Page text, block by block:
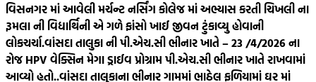
વિસનગર માં આવેલી મર્ચન્ટ નર્સિંગ કોલેજ માં અભ્યાસ કરતી ચિખલી ના
રૂમલા ની વિદ્યાર્થિની એ ગળે ફાંસો ખાઈ જીવન ટુંકાવ્યુ હોવાની
લોકચર્ચા.વાંસદા તાલુકા ની પી.એચ.સી ભીનાર ખાતે – 23 /4/2026 ના
રોજ HPV વેક્સિન મેગા ડ્રાઈવ પ્રોગ્રામ પી.એચ.સી ભીનાર ખાતે રાખવામાં
આવ્યો હતો..વાંસદા તાલુકાના ભીનાર ગામમાં ભાઠેલ ફળિયામાં ઘર માં